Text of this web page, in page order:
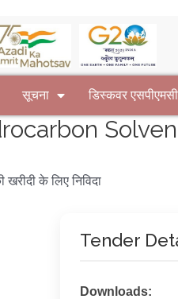
सूचना डिस्कवर
Solvent
के लिए निविदा
Tender
Downloads: